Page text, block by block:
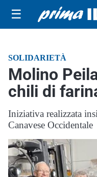
☰
SOLIDARIETÀ
Molino
chili di
Iniziativa realizzata
Canavese Occidentale